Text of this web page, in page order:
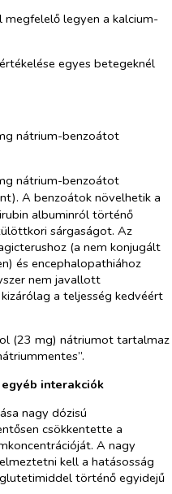
legyen a kalcium-
egyes betegeknél
nátrium-benzoátot
nátrium-benzoátot
A benzoátok növelhetik a
albuminról történő
sárgaságot. Az
(a nem konjugált
és encephalopathiához
nem javallott
a teljesség kedvéért
(23 mg) nátriumot tartalmaz
interakciók
nagy dózisú
csökkentette a
A nagy
kell a hatásosság
történő egyidejű